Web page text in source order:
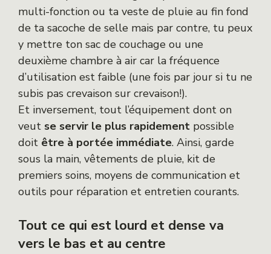
multi-fonction ou ta veste de pluie au fin fond
de ta sacoche de selle mais par contre, tu peux
y mettre ton sac de couchage ou une
deuxième chambre à air car la fréquence
d’utilisation est faible (une fois par jour si tu ne
subis pas crevaison sur crevaison!).
Et inversement, tout l’équipement dont on
veut se servir le plus rapidement possible
doit être à portée immédiate. Ainsi, garde
sous la main, vêtements de pluie, kit de
premiers soins, moyens de communication et
outils pour réparation et entretien courants.
Tout ce qui est lourd et dense va
vers le bas et au centre